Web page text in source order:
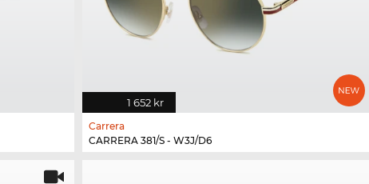
1 652 kr
Carrera
CARRERA 381/S - W3J/D6